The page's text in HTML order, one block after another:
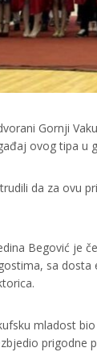
Gornji
ovog tipa u
da za ovu
Begović je
sa
mladost
prigodne